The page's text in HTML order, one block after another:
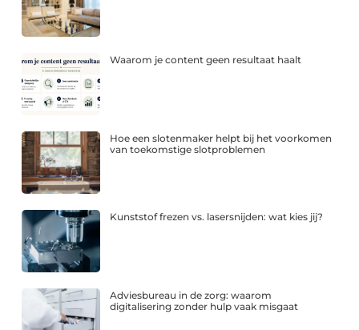
Waarom je content geen resultaat haalt
Hoe een slotenmaker helpt bij het voorkomen
van toekomstige slotproblemen
Kunststof frezen vs. lasersnijden: wat kies jij?
Adviesbureau in de zorg: waarom
digitalisering zonder hulp vaak misgaat